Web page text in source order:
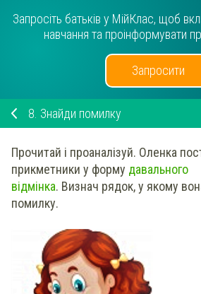
Запросіть батьків у МійКлас, щоб
навчання та проінформувати
Запросити
8. Знайди помилку
Прочитай і проаналізуй. Оленка
прикметники у форму давального
відмінка. Визнач рядок, у якому
помилку.